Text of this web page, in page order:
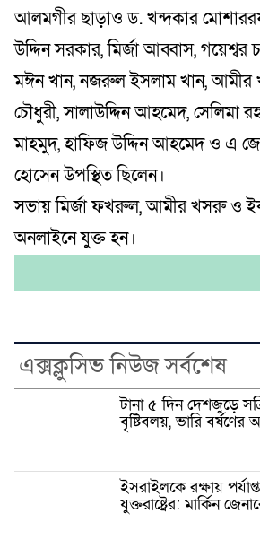
আলমগীর ছাড়াও ড. খন্দকার
উদ্দিন সরকার, মির্জা আব্বাস, গয়েশ্বর
মঈন খান, নজরুল ইসলাম খান,
চৌধুরী, সালাউদ্দিন আহমেদ, সেলিমা
মাহমুদ, হাফিজ উদ্দিন আহমেদ ও এ
হোসেন উপস্থিত ছিলেন।
সভায় মির্জা ফখরুল, আমীর খসরু ও
অনলাইনে যুক্ত হন।
এক্সক্লুসিভ নিউজ সর্বশেষ
টানা ৫ দিন দেশজুড়ে
বৃষ্টিবলয়, ভারি বর্ষণের
ইসরাইলকে রক্ষায়
যুক্তরাষ্ট্রের: মার্কিন